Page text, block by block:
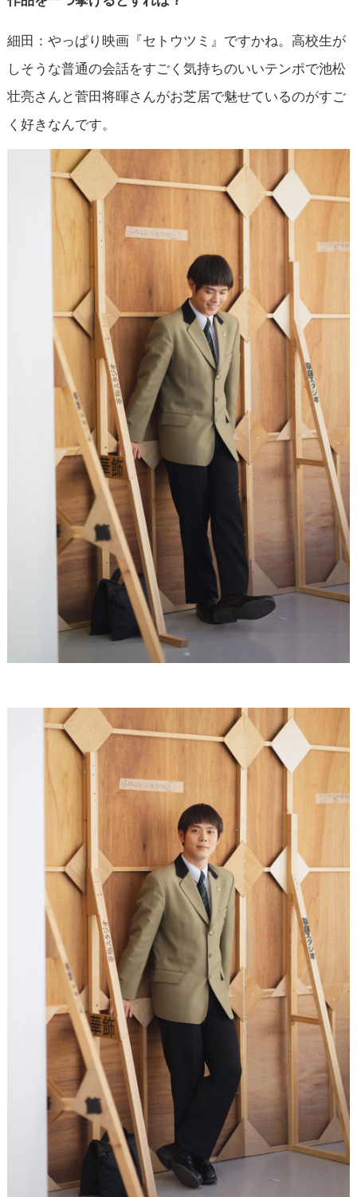
細田：やっぱり映画『セトウツミ』ですかね。高校生が
しそうな普通の会話をすごく気持ちのいいテンポで池松
壮亮さんと菅田将暉さんがお芝居で魅せているのがすご
く好きなんです。